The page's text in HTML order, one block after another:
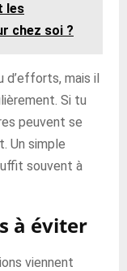
les
chez soi ?
d’efforts, mais il
Si tu
peuvent se
Un simple
souvent à
à éviter
viennent